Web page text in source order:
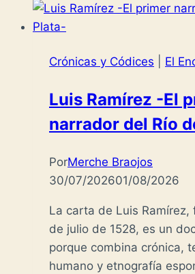
Crónicas y Códices El
Luis Ramírez -El
narrador del Río
PorMerche Braojos
30/07/202601/08/2026
La carta de Luis Ramírez,
de julio de 1528, es un
porque combina crónica,
humano y etnografía